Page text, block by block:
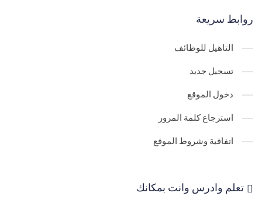
روابط سريعة
التاهيل للوظائف
تسجيل جديد
دخول الموقع
استرجاع كلمة المرور
اتفاقية وشروط الموقع
تعلم وادرس وانت بمكانك